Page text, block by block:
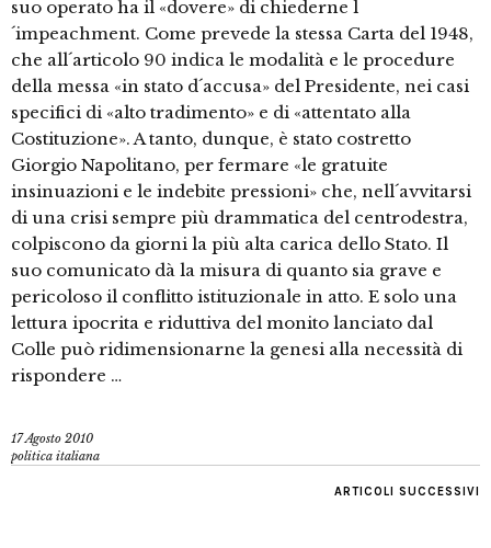
suo operato ha il «dovere» di chiederne l
´impeachment. Come prevede la stessa Carta del 1948,
che all´articolo 90 indica le modalità e le procedure
della messa «in stato d´accusa» del Presidente, nei casi
specifici di «alto tradimento» e di «attentato alla
Costituzione». A tanto, dunque, è stato costretto
Giorgio Napolitano, per fermare «le gratuite
insinuazioni e le indebite pressioni» che, nell´avvitarsi
di una crisi sempre più drammatica del centrodestra,
colpiscono da giorni la più alta carica dello Stato. Il
suo comunicato dà la misura di quanto sia grave e
pericoloso il conflitto istituzionale in atto. E solo una
lettura ipocrita e riduttiva del monito lanciato dal
Colle può ridimensionarne la genesi alla necessità di
rispondere …
17 Agosto 2010
politica italiana
ARTICOLI SUCCESSIVI